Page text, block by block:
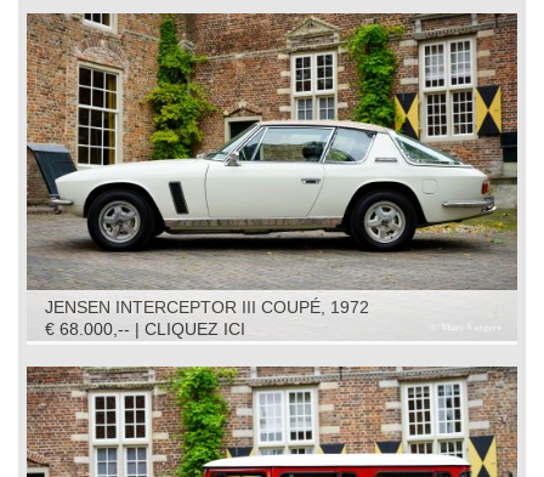
JENSEN INTERCEPTOR III COUPÉ, 1972
€ 68.000,-- | CLIQUEZ ICI